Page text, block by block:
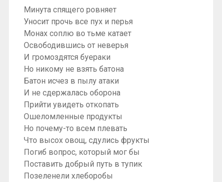
Минута спящего ровняет
Уносит прочь все пух и перья
Монах соплю во тьме катает
Освободившись от неверья
И громоздятся буераки
Но никому не взять батона
Батон исчез в пылу атаки
И не сдержалась оборона
Прийти увидеть откопать
Ошеломленные продукты
Но почему-то всем плевать
Что высох овощ, сдулись фрукты
Погиб вопрос, который мог бы
Поставить добрый путь в тупик
Позеленели хлеборобы